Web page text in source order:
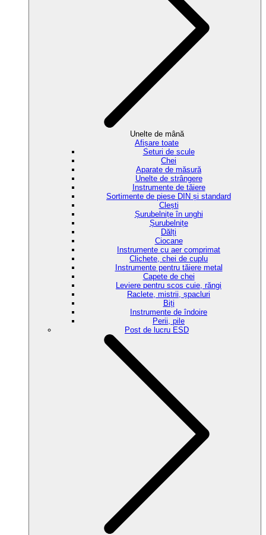
Unelte de mână
Afișare toate
Seturi de scule
Chei
Aparate de măsură
Unelte de strângere
Instrumente de tăiere
Sortimente de piese DIN și standard
Clești
Șurubelnițe în unghi
Șurubelnițe
Dălți
Ciocane
Instrumente cu aer comprimat
Clichete, chei de cuplu
Instrumente pentru tăiere metal
Capete de chei
Leviere pentru scos cuie, răngi
Raclete, mistrii, șpacluri
Biți
Instrumente de îndoire
Perii, pile
Post de lucru ESD